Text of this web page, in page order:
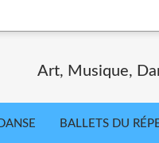
Art, Musique,
BALLETS DU